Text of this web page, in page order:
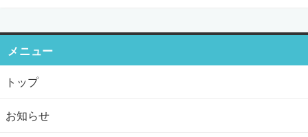
メニュー
トップ
お知らせ